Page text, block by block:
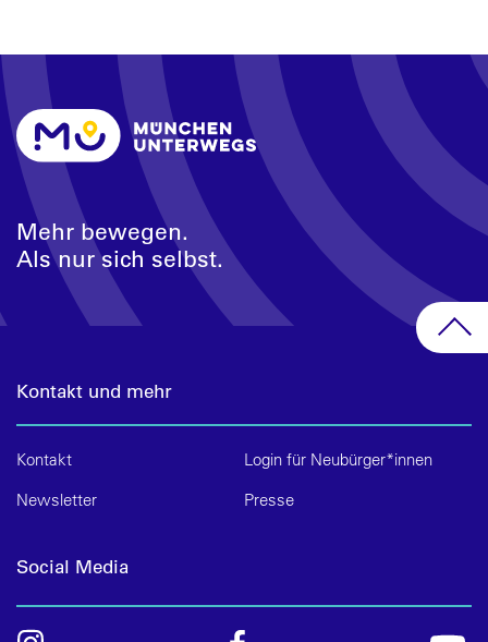
Mehr bewegen.
Als nur sich selbst.
Kontakt und mehr
Kontakt
Login für Neubürger*innen
Newsletter
Presse
Social Media